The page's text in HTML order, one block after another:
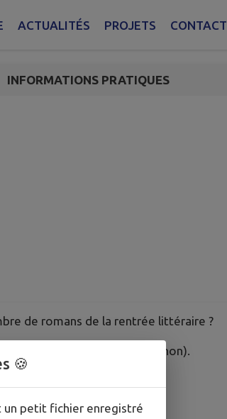
ACTUALITÉS PROJETS CONTACT
INFORMATIONS PRATIQUES
de romans de la rentrée littéraire ?
nos coups de cœur (ou non).
🍪
un petit fichier enregistré